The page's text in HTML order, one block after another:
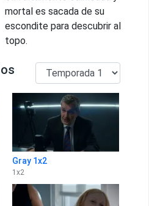
mortal es sacada de su
escondite para descubrir al
topo.
Gray 1x2
1 x2